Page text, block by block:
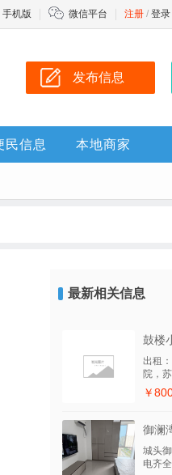
手机版 微信平台 注册 / 登录
发布信息
民信息 本地商家
最新相关信息
鼓楼
出租
院，
￥
御澜
城头
电齐